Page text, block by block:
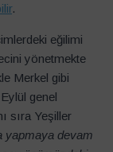
.
eğilimi
yönetmekte
Merkel gibi
genel
sıra Yeşiller
yapmaya devam